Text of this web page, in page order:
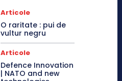
Articole
O raritate : pui de
vultur negru
Articole
Defence Innovation
| NATO and new